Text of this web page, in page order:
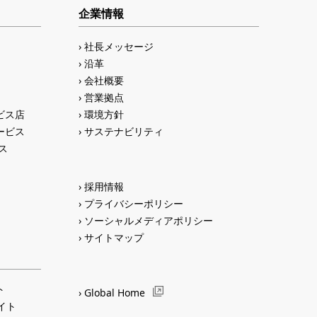
ス店
ビス
ト
企業情報
社長メッセージ
沿革
会社概要
営業拠点
環境方針
サステナビリティ
採用情報
プライバシーポリシー
ソーシャルメディアポリシー
サイトマップ
Global Home